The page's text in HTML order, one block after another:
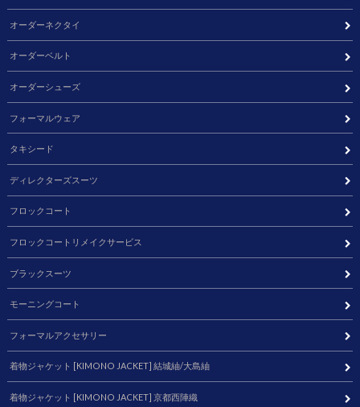
オーダーネクタイ
オーダーベルト
オーダーシューズ
フォーマルウェア
タキシード
ディレクターズスーツ
フロックコート
フロックコートリメイクサービス
ブラックスーツ
モーニングコート
フォーマルアクセサリー
着物ジャケット [KIMONO JACKET] 結城紬/大島紬
着物ジャケット [KIMONO JACKET] 京都西陣織